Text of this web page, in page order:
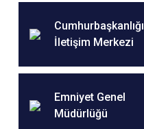
Cumhurbaşkanlığı
İletişim Merkezi
Emniyet Genel
Müdürlüğü